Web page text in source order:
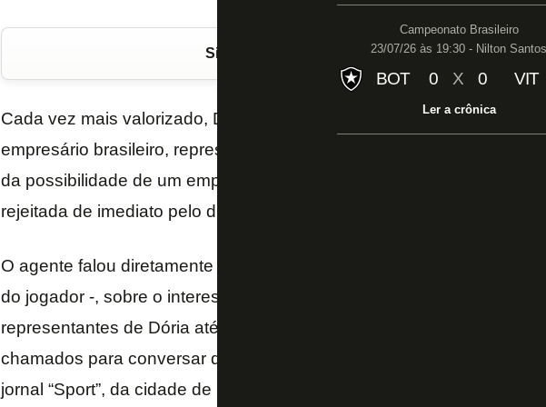
Campeonato Brasileiro
23/07/26 às 19:30 - Nilton Santos
BOT 0 X 0 VIT
Ler a crônica
Siga o FogãoNET no Google Discover
Cada vez mais valorizado, Dória, desta vez, despertou o interesse do
empresário brasileiro, representando o clube espanhol, procurou o
da possibilidade de um empréstimo para o gigante catalão. No
rejeitada de imediato pelo dirigentes botafoguenses.
O agente falou diretamente com Botafogo – detentor de 40% dos
do jogador -, sobre o interesse em levar o zagueiro para a Catalunha.
representantes de Dória até ficaram sabendo da proposta, entretanto
chamados para conversar devido à negativa dos dirigentes. Nesta
jornal “Sport”, da cidade de Barcelona, noticiou o interesse do Barça